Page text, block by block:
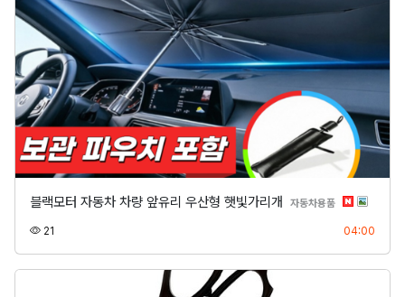
블랙모터 자동차 차량 앞유리 우산형 햇빛가리개 자동차용품분류
21 04:00